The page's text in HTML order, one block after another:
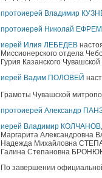
протоиерей Владимир
протоиерей Николай
иерей Илия ЛЕБЕДЕВ
Миссионерского отдела
Гурия Казанского
иерей Вадим ПОЛОВЕЙ
Грамоты Чувашской
протоиерей Александр
иерей Владимир КОЛЧАНОВ
Маргарита Александровна
Надежда Михайловна
Галина Степановна
По завершении